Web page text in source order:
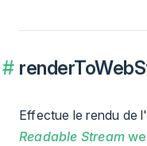
Effectue le rendu de
Readable Stream